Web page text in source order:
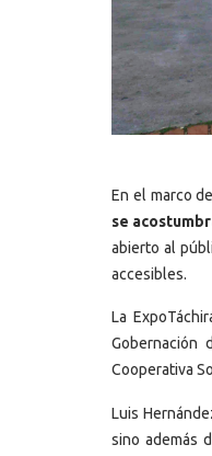
En el marco
se
abierto al
accesibles.
La
Gobernación
Cooperativa
Luis
sino además